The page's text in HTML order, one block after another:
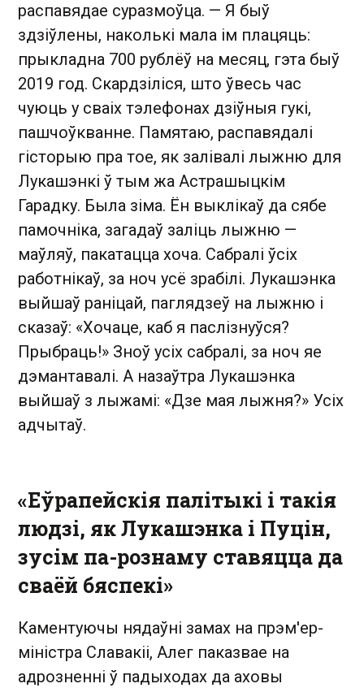
распавядае суразмоўца. — Я быў
здзіўлены, наколькі мала ім плацяць:
прыкладна 700 рублёў на месяц, гэта быў
2019 год. Скардзіліся, што ўвесь час
чуюць у сваіх тэлефонах дзіўныя гукі,
пашчоўкванне. Памятаю, распавядалі
гісторыю пра тое, як залівалі лыжню для
Лукашэнкі ў тым жа Астрашыцкім
Гарадку. Была зіма. Ён выклікаў да сябе
памочніка, загадаў заліць лыжню —
маўляў, пакатацца хоча. Сабралі ўсіх
работнікаў, за ноч усё зрабілі. Лукашэнка
выйшаў раніцай, паглядзеў на лыжню і
сказаў: «Хочаце, каб я паслізнуўся?
Прыбраць!» Зноў усіх сабралі, за ноч яе
дэмантавалі. А назаўтра Лукашэнка
выйшаў з лыжамі: «Дзе мая лыжня?» Усіх
адчытаў.
«Еўрапейскія палітыкі і такія
людзі, як Лукашэнка і Пуцін,
зусім па-рознаму ставяцца да
сваёй бяспекі»
Каментуючы нядаўні замах на прэм'ер-
міністра Славакіі, Алег паказвае на
адрозненні ў падыходах да аховы